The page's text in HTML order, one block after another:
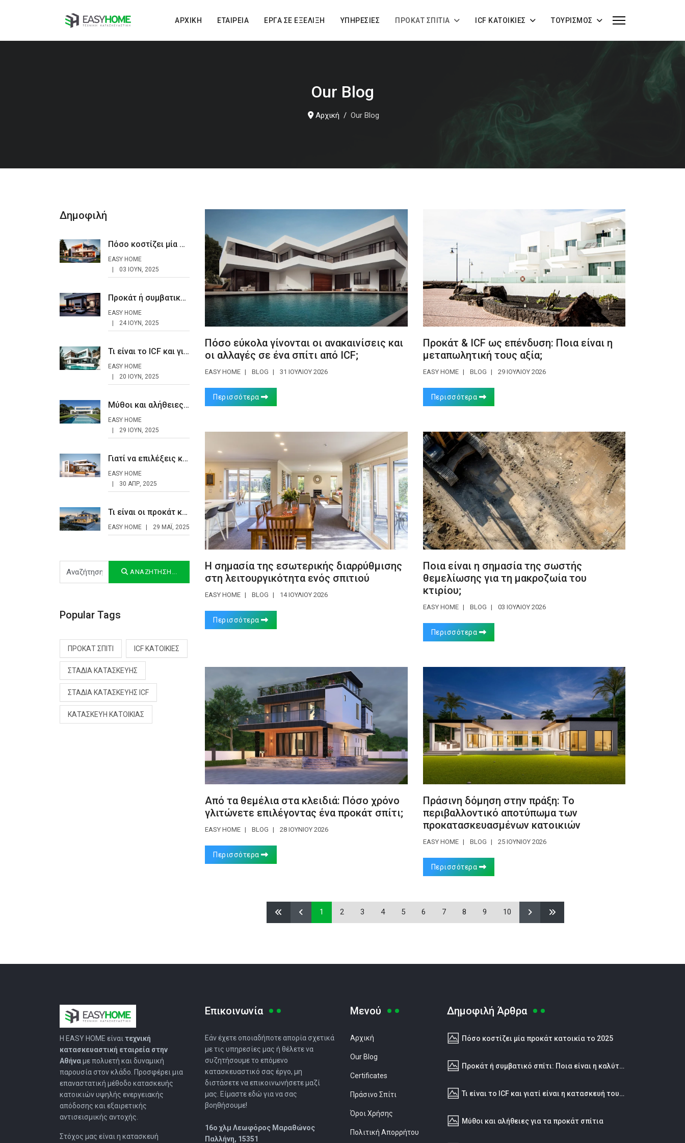
ΑΡΧΙΚΉ ΕΤΑΙΡΕΊΑ ΈΡΓΑ ΣΕ ΕΞΈΛΙΞΗ ΥΠΗΡΕΣΊΕΣ ΠΡΟΚΆΤ ΣΠΊΤΙΑ ICF ΚΑΤΟΙΚΊΕΣ ΤΟΥΡΙΣΜΌΣ
Our Blog
Αρχική Our Blog
Πόσο εύκολα γίνονται οι ανακαινίσεις και
οι αλλαγές σε ένα σπίτι από ICF;
EASY HOME BLOG 31 ΙΟΥΛΊΟΥ 2026
Περισσότερα
Προκάτ & ICF ως επένδυση: Ποια είναι η
μεταπωλητική τους αξία;
EASY HOME BLOG 29 ΙΟΥΛΊΟΥ 2026
Περισσότερα
Η σημασία της εσωτερικής διαρρύθμισης
στη λειτουργικότητα ενός σπιτιού
EASY HOME BLOG 14 ΙΟΥΛΊΟΥ 2026
Περισσότερα
Ποια είναι η σημασία της σωστής
θεμελίωσης για τη μακροζωία του
κτιρίου;
EASY HOME BLOG 03 ΙΟΥΛΊΟΥ 2026
Περισσότερα
Από τα θεμέλια στα κλειδιά: Πόσο χρόνο
γλιτώνετε επιλέγοντας ένα προκάτ σπίτι;
EASY HOME BLOG 28 ΙΟΥΝΊΟΥ 2026
Περισσότερα
Πράσινη δόμηση στην πράξη: Το
περιβαλλοντικό αποτύπωμα των
προκατασκευασμένων κατοικιών
EASY HOME BLOG 25 ΙΟΥΝΊΟΥ 2026
Περισσότερα
1 2 3 4 5 6 7 8 9 10
Δημοφιλή
Πόσο κοστίζει μία προκάτ κατοικία το 2025
EASY HOME
03 ΙΟΥΝ, 2025
Προκάτ ή συμβατικό σπίτι: Ποια είναι η καλύτερη επιλογή;
EASY HOME
24 ΙΟΥΝ, 2025
Τι είναι το ICF και γιατί είναι η κατασκευή του μέλλοντος;
EASY HOME
20 ΙΟΥΝ, 2025
Μύθοι και αλήθειες για τα προκάτ σπίτια
EASY HOME
29 ΙΟΥΝ, 2025
Γιατί να επιλέξεις κατασκευή προκατ σπιτιού
EASY HOME
30 ΑΠΡ, 2025
Τι είναι οι προκάτ κατοικίες και γιατί κερδίζουν έδαφος στην Ελλάδα;
EASY HOME 29 ΜΆΙ, 2025
Αναζήτηση...
ΑΝΑΖΉΤΗΣΗ...
Popular Tags
ΠΡΟΚΆΤ ΣΠΊΤΙ ICF ΚΑΤΟΙΚΊΕΣ
ΣΤΆΔΙΑ ΚΑΤΑΣΚΕΥΉΣ
ΣΤΆΔΙΑ ΚΑΤΑΣΚΕΥΉΣ ICF
ΚΑΤΑΣΚΕΥΉ ΚΑΤΟΙΚΊΑΣ
Η EASY HOMΕ είναι τεχνική
κατασκευαστική εταιρεία στην
Αθήναμε πολυετή και δυναμική
παρουσία στον κλάδο. Προσφέρει μια
επαναστατική μέθοδο κατασκευής
κατοικιών υψηλής ενεργειακής
απόδοσης και εξαιρετικής
αντισεισμικής αντοχής.
Στόχος μας είναι η κατασκευή
Επικοινωνία
Εάν έχετε οποιαδήποτε απορία σχετικά
με τις υπηρεσίες μας ή θέλετε να
συζητήσουμε το επόμενο
κατασκευαστικό σας έργο, μη
διστάσετε να επικοινωνήσετε μαζί
μας. Είμαστε εδώ για να σας
βοηθήσουμε!
16o χλμ Λεωφόρος Μαραθώνος
Παλλήνη, 15351
Μενού
Αρχική
Our Blog
Certificates
Πράσινο Σπίτι
Όροι Χρήσης
Πολιτική Απορρήτου
Δημοφιλή Άρθρα
Πόσο κοστίζει μία προκάτ κατοικία το 2025
Προκάτ ή συμβατικό σπίτι: Ποια είναι η καλύτερη επιλογή;
Τι είναι το ICF και γιατί είναι η κατασκευή του μέλλοντος;
Μύθοι και αλήθειες για τα προκάτ σπίτια